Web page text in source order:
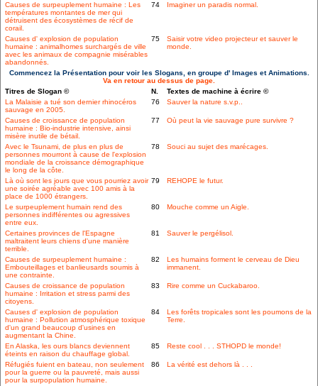
Causes de surpeuplement humaine : Les
températures montantes de mer qui
détruisent des écosystèmes de récif de
corail.
74 Imaginer un paradis normal.
Causes d' explosion de population
humaine : animalhomes surchargés de ville
avec les animaux de compagnie misérables
abandonnés.
75
Saisir votre video projecteur et sauver le
monde.
Commencez la Présentation pour voir les Slogans, en groupe d' Images et Animations.
Va en retour au dessus de page.
Titres de Slogan ©
N.
Textes de machine à écrire ©
La Malaisie a tué son dernier rhinocéros
sauvage en 2005.
76 Sauver la nature s.v.p..
Causes de croissance de population
humaine : Bio-industrie intensive, ainsi
misère inutile de bétail.
77 Où peut la vie sauvage pure survivre ?
Avec le Tsunami, de plus en plus de
personnes mourront à cause de l'explosion
mondiale de la croissance démographique
le long de la côte.
78 Souci au sujet des marécages.
Là où sont les jours que vous pourriez avoir
une soirée agréable avec 100 amis à la
place de 1000 étrangers.
79 REHOPE le futur.
Le surpeuplement humain rend des
personnes indifférentes ou agressives
entre eux.
80 Mouche comme un Aigle.
Certaines provinces de l'Espagne
maltraitent leurs chiens d'une manière
terrible.
81 Sauver le pergélisol.
Causes de surpeuplement humaine :
Embouteillages et banlieusards soumis à
une contrainte.
82
Les humains forment le cerveau de Dieu
immanent.
Causes de croissance de population
humaine : Irritation et stress parmi des
citoyens.
83 Rire comme un Cuckabaroo.
Causes d' explosion de population
humaine : Pollution atmosphérique toxique
d'un grand beaucoup d'usines en
augmentant la Chine.
84
Les forêts tropicales sont les poumons de la
Terre.
En Alaska, les ours blancs deviennent
éteints en raison du chauffage global.
85 Reste cool . . . STHOPD le monde!
Réfugiés fuient en bateau, non seulement
pour la guerre ou la pauvreté, mais aussi
pour la surpopulation humaine.
86 La vérité est dehors là . . .